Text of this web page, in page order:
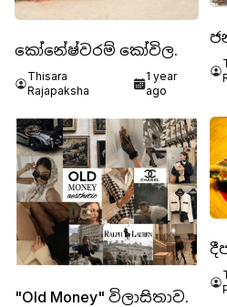
කෝනේෂ්වරම් කෝවිල.
Thisara
Rajapaksha
1 year
ago
"Old Money" විලාසිතාව.